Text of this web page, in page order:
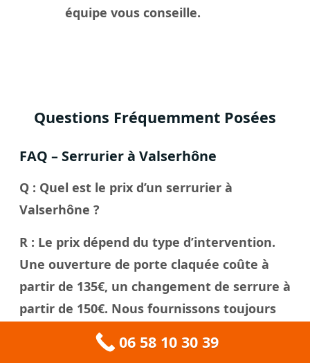
équipe vous conseille.
Questions Fréquemment Posées
FAQ – Serrurier à Valserhône
Q : Quel est le prix d’un serrurier à
Valserhône ?
R : Le prix dépend du type d’intervention.
Une ouverture de porte claquée coûte à
partir de 135€, un changement de serrure à
partir de 150€. Nous fournissons toujours
un devis gratuit avant d’intervenir.
06 58 10 30 39